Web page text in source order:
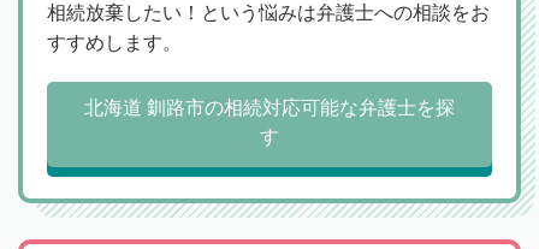
相続放棄したい！という悩みは弁護士への相談をお
すすめします。
北海道 釧路市の相続対応可能な弁護士を探
す